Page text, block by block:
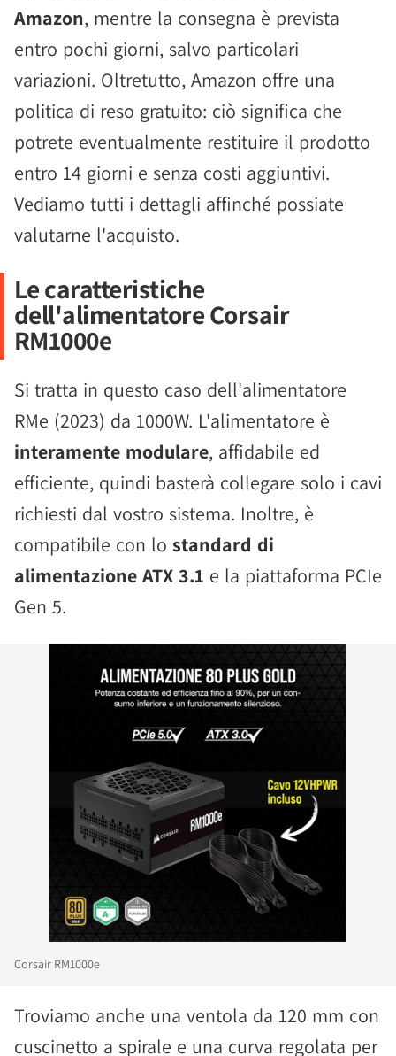
Amazon, mentre la consegna è prevista
entro pochi giorni, salvo particolari
variazioni. Oltretutto, Amazon offre una
politica di reso gratuito: ciò significa che
potrete eventualmente restituire il prodotto
entro 14 giorni e senza costi aggiuntivi.
Vediamo tutti i dettagli affinché possiate
valutarne l'acquisto.
Le caratteristiche
dell'alimentatore Corsair
RM1000e
Si tratta in questo caso dell'alimentatore
RMe (2023) da 1000W. L'alimentatore è
interamente modulare, affidabile ed
efficiente, quindi basterà collegare solo i cavi
richiesti dal vostro sistema. Inoltre, è
compatibile con lo standard di
alimentazione ATX 3.1 e la piattaforma PCIe
Gen 5.
Corsair RM1000e
Troviamo anche una ventola da 120 mm con
cuscinetto a spirale e una curva regolata per